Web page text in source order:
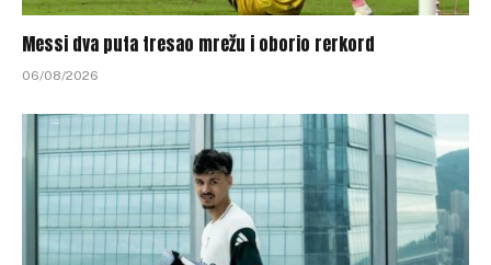
Messi dva puta tresao mrežu i oborio rerkord
06/08/2026